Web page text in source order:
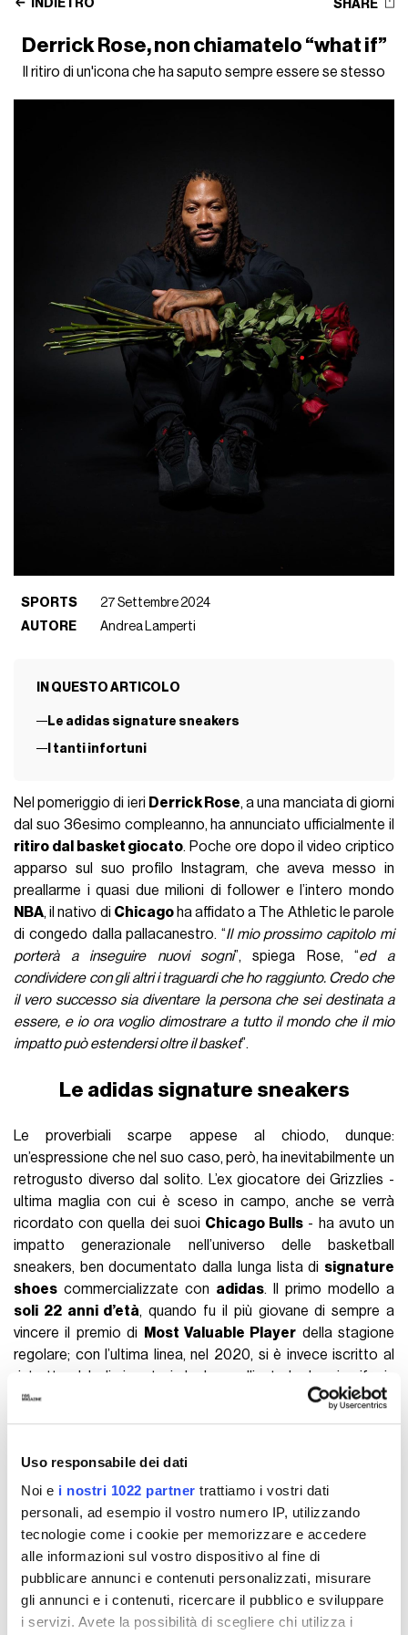
Uso responsabile dei dati
Noi e i nostri 1022 partner trattiamo i vostri dati
personali, ad esempio il vostro numero IP, utilizzando
tecnologie come i cookie per memorizzare e accedere
alle informazioni sul vostro dispositivo al fine di
pubblicare annunci e contenuti personalizzati, misurare
gli annunci e i contenuti, ricercare il pubblico e sviluppare
i servizi. Avete la possibilità di scegliere chi utilizza i
INDIETRO SHARE
Derrick Rose, non chiamatelo “what if”
Il ritiro di un'icona che ha saputo sempre essere se stesso
SPORTS
27 Settembre 2024
AUTORE
Andrea Lamperti
IN QUESTO ARTICOLO
Le adidas signature sneakers
I tanti infortuni
Nel pomeriggio di ieri Derrick Rose, a una manciata di giorni
dal suo 36esimo compleanno, ha annunciato ufficialmente il
ritiro dal basket giocato. Poche ore dopo il video criptico
apparso sul suo profilo Instagram, che aveva messo in
preallarme i quasi due milioni di follower e l’intero mondo
NBA, il nativo di Chicagoha affidato a The Athletic le parole
di congedo dalla pallacanestro. “Il mio prossimo capitolo mi
porterà a inseguire nuovi sogni”, spiega Rose, “ed a
condividere con gli altri i traguardi che ho raggiunto. Credo che
il vero successo sia diventare la persona che sei destinata a
essere, e io ora voglio dimostrare a tutto il mondo che il mio
impatto può estendersi oltre il basket”.
Le adidas signature sneakers
Le proverbiali scarpe appese al chiodo, dunque:
un’espressione che nel suo caso, però, ha inevitabilmente un
retrogusto diverso dal solito. L’ex giocatore dei Grizzlies -
ultima maglia con cui è sceso in campo, anche se verrà
ricordato con quella dei suoi Chicago Bulls - ha avuto un
impatto generazionale nell’universo delle basketball
sneakers, ben documentato dalla lunga lista di signature
shoes commercializzate con adidas. Il primo modello a
soli 22 anni d’età, quando fu il più giovane di sempre a
vincere il premio di
Most Valuable Player della stagione
regolare; con l’ultima linea, nel 2020, si è invece iscritto al
ristretto club di giocatori che ha scollinato la doppia cifra in
tal senso (gli fanno compagnia Michael Jordan, Kobe Bryant,
Allen Iverson, LeBron James, Carmelo Anthony e Chris Paul,
considerando i “mid-season models” e altre scarpe
appartenenti allalinea D Rose, come le 773 e le Son Of Chi.